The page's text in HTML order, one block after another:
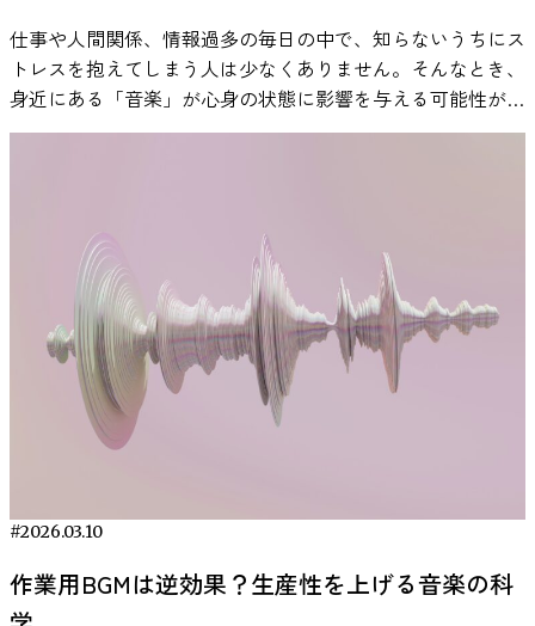
じて脳活動に働きかけるアプローチです。脳波（P300）や
唾液指標といった生理データを用いて検証が行われている点
が、主観報告中心の方法との違いです。 ADHD特性の集中に
課題を感じている人へ VIE Tunesのような設計は、勉強中や
といった状況では、一つの選択肢になり得ます。
Tunes 無料体験はこちら まとめ｜ADHDと音楽の関係を正し
く理解しよう ADHDと音楽の関係は、「良い」「悪い」と一
言では言い切れません。 研究では、ホワイトノイズや特定
の音刺激が課題成績に影響を与える可能性が示されていま
す。一方で、歌詞付き音楽が言語課題を妨げる場合も報告さ
れています。つまり、音は状況によって集中を助けることも
あれば、妨げることもあります。 大切なのは、「音楽が効
か」を考えることです。 VIE Tunesのように、脳波や生理指
音楽の関係を正しく理解するとは、研究でわかっている範囲
を踏まえ、自分の特性や作業内容に合わせて試し、調整して
「ああ、今自分の脳はこの人に共感しづらい状態なんだな」
と一呼吸置いてみる。そうすることで、少し違った見方がで
きるかもしれません。脳科学の知見が、政治的分断を乗り越
えるヒントになる日が来ることを願いたいですね。 今回紹
et al. （2025年3月11日公開, Scientific Reports 誌）URL:
https://www.nature.com/articles/s41598-025-92898-6
プロジェクトや課題へ取り組んでもらう際には、一律の報酬
を与えるよりも、いくつかの選択肢を提示して本人に選ばせ
る方が効果的かもしれません。 たとえば社員に目標達成イ
ンセンティブを出すなら、現金・商品券・休暇・ガジェット
った工夫です。 これにより各人が「自分にとって一番嬉し
いご褒美」を得られるため、より意欲的に困難に挑戦できる
可能性があります。実際、社員がポイントを貯めて好きな報
酬と交換できる社内表彰制度や、子供がご褒美シールを貯め
て好きなおもちゃと引き換える仕組みは、こうした理にかな
っていると言えるでしょう。 報酬とモチベーションの研究
は、脳科学や行動経済学とも結びつき、近年ますます発展し
ています。本研究は「報酬の選択権」という身近で応用しや
「終わったら自分へのご褒美に何をしよう？」と考える習慣
は、科学的にも理に適ったモチベーション戦略と言えるかも
しれません。あなたも次に大きなチャレンジに挑む際は、自
化が見られます。 これは、頭の中で重要な情報を整理しな
がら、不必要な刺激を抑える能力が高まるためです。 学習
効率アップ 子どもや学生にとって、ワーキングメモリは
「覚える」「理解する」「応用する」という一連の学習プロ
ワーキングメモリが鍛えられることで、学習内容の理解がス
ムーズになり、忘れにくくなるため、学力全体の底上げにつ
ながります。 仕事の生産性アップ ビジネスシーンでは、複
数の情報を同時に扱いながら正確に判断し、効率よく行動す
る力が求められます。ワーキングメモリが強化されると、会
議での内容を記憶しながら発言を整理したり、複数の案件の
進行状況を把握しつつ優先順位を決めたりといった高度な思
す。 高齢者の認知機能維持 年齢を重ねると、ワーキングメ
の流れがつかみにくい」「忘れ物が増える」「段取りが混乱
する」といった変化が日常生活に表れやすくなります。 定
予測して身構えていては、現実の「不意のブレーキ」に対す
る反応とは異なってしまいます。そこで研究チームは、ラン
プをランダムなタイミングで点灯させる一方で、フェイント
としてランプ点灯とは関係のない黄色いリング状のライトも
を再現したのです。この間、被験者の頭には8チャンネルの
脳波計が装着されており、ブレーキランプ点灯の瞬間をマー
カーとして脳波データが記録されました。 そして、測定し
た脳波データからP3成分を解析することで、認知反応時間
を割り出しました。P3は頭頂部で最も大きく現れるため、
解析には頭頂部に配置したPz電極の信号が用いられていま
合わせて平均化し、刺激から数百ミリ秒後に現れる陽性波
るのです。 光の違いが脳を動かす：LED vs 電球 こうして得
最大のポイントは、電球タイプとLEDタイプで明確な差が見
仕事や人間関係、情報過多の毎日の中で、知らないうちにス
トレスを抱えてしまう人は少なくありません。そんなとき、
身近にある「音楽」が心身の状態に影響を与える可能性があ
ることが、近年の研究で報告されています。 音楽は特別な
や、日常で取り入れやすい活用方法について紹介します。
研究で明らかになった音楽によるストレス軽減効果 音楽が
ストレスに影響を与える可能性については、心理学や医学の
分野で数多くの研究が行われてきました。近年の研究では、
音楽を聴くことが心理的なリラックス感だけでなく、ストレ
スに関わる生理反応にも関係する可能性があることが報告さ
れています。 人間がストレスを感じたとき、体内では自律
神経系と内分泌系が連動して反応します。特に重要な役割を
軸」と呼ばれるストレス反応システムです。この仕組みによ
ってコルチゾールなどのストレス関連ホルモンが分泌され、
心拍数の上昇や緊張などの反応が引き起こされます。 音楽
は、このようなストレス反応に関係する心理生物学的システ
#2026.03.10
作業用BGMは逆効果？生産性を上げる音楽の科